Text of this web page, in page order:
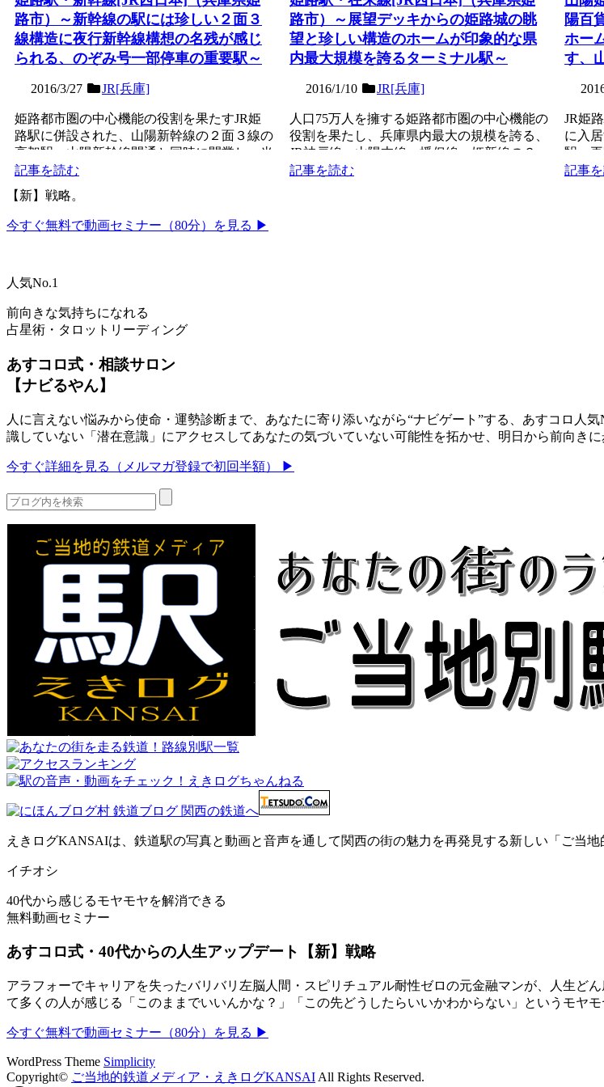
路市）～新幹線の駅には珍しい２面３
線構造に夜行新幹線構想の名残が感じ
られる、のぞみ号一部停車の重要駅～
2016/3/27 JR[兵庫]
姫路都市圏の中心機能の役割を果たすJR姫
路駅に併設された、山陽新幹線の２面３線の
高架駅。山陽新幹線開通と同時に開業し、当
初は優等の停車は無か...
記事を読む
路市）～展望デッキからの姫路城の眺
望と珍しい構造のホームが印象的な県
内最大規模を誇るターミナル駅～
2016/1/10 JR[兵庫]
人口75万人を擁する姫路都市圏の中心機能の
役割を果たし、兵庫県内最大の規模を誇る、
JR神戸線・山陽本線・播但線・姫新線の３
面８線の高架ターミ...
記事を読む
陽百
ホー
す、
JR姫
に入
駅。
い山陽
記事
【新】戦略。
今すぐ無料で動画セミナー（80分）を見る ▶
人気No.1
前向きな気持ちになれる
占星術・タロットリーディング
あすコロ式・相談サロン
【ナビるやん】
人に言えない悩みから使命・運勢診断まで、あなたに寄り添いながら“ナビゲート”する、あすコロ人
識していない「潜在意識」にアクセスしてあなたの気づいていない可能性を拓かせ、明日から前向き
今すぐ詳細を見る（メルマガ登録で初回半額） ▶
えきログKANSAIは、鉄道駅の写真と動画と音声を通して関西の街の魅力を再発見する新しい「ご当
イチオシ
40代から感じるモヤモヤを解消できる
無料動画セミナー
あすコロ式・40代からの人生アップデート【新】戦略
アラフォーでキャリアを失ったバリバリ左脳人間・スピリチュアル耐性ゼロの元金融マンが、人生ど
て多くの人が感じる「このままでいいんかな？」「この先どうしたらいいかわからない」というモヤ
今すぐ無料で動画セミナー（80分）を見る ▶
WordPress Theme Simplicity
Copyright© ご当地的鉄道メディア・えきログKANSAI All Rights Reserved.